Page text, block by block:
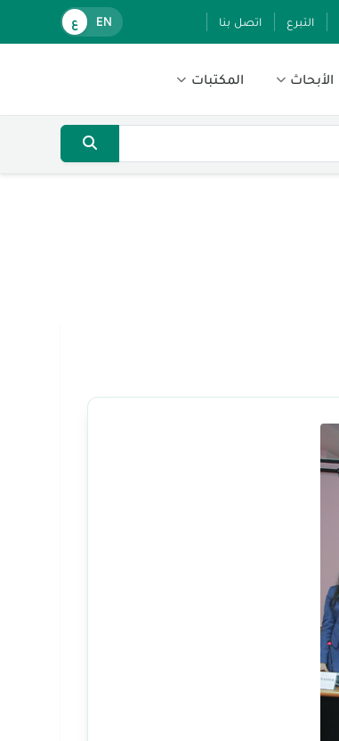
التبرع اتصل بنا EN ع
الأبحاث المكتبات